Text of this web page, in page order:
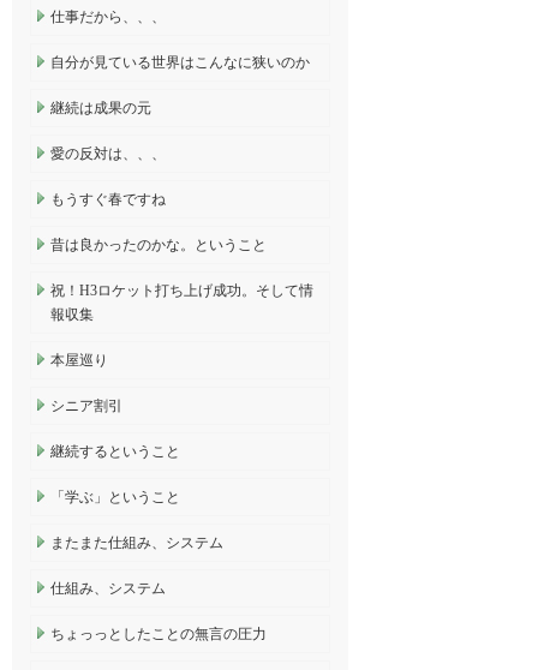
仕事だから、、、
自分が見ている世界はこんなに狭いのか
継続は成果の元
愛の反対は、、、
もうすぐ春ですね
昔は良かったのかな。ということ
祝！H3ロケット打ち上げ成功。そして情
報収集
本屋巡り
シニア割引
継続するということ
「学ぶ」ということ
またまた仕組み、システム
仕組み、システム
ちょっっとしたことの無言の圧力